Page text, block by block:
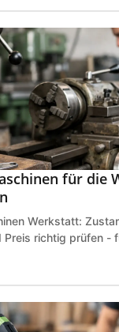
für die
Werkstatt:
richtig prüfen -